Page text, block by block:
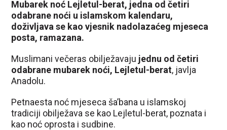
Mubarek noć Lejletul-berat, jedna od četiri
odabrane noći u islamskom kalendaru,
doživljava se kao vjesnik nadolazaćeg mjeseca
posta, ramazana.
Muslimani večeras obilježavaju jednu od četiri
odabrane mubarek noći, Lejletul-berat, javlja
Anadolu.
Petnaesta noć mjeseca ša’bana u islamskoj
tradiciji obilježava se kao Lejletul-berat, poznata i
kao noć oprosta i sudbine.